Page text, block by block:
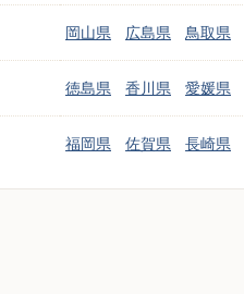
岡山県 広島県 鳥取県
徳島県 香川県 愛媛県
福岡県 佐賀県 長崎県